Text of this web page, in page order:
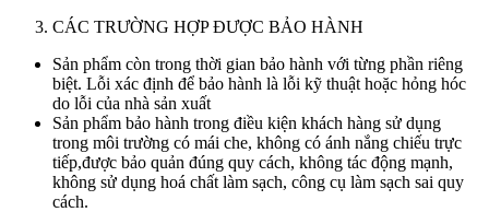
CÁC TRƯỜNG HỢP ĐƯỢC BẢO HÀNH
Sản phẩm còn trong thời gian bảo hành với từng phần riêng
biệt. Lỗi xác định để bảo hành là lỗi kỹ thuật hoặc hỏng hóc
do lỗi của nhà sản xuất
Sản phẩm bảo hành trong điều kiện khách hàng sử dụng
trong môi trường có mái che, không có ánh nắng chiếu trực
tiếp,được bảo quản đúng quy cách, không tác động mạnh,
không sử dụng hoá chất làm sạch, công cụ làm sạch sai quy
cách.